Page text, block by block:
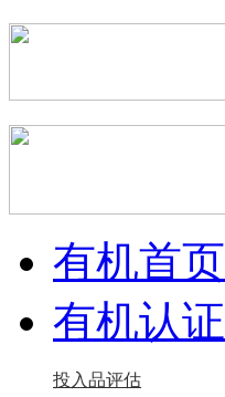
有机首页
有机认证
投入品评估